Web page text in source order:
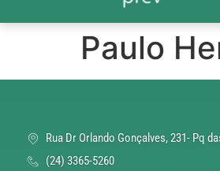
Paulo
Rua Dr Orlando Gonçalves, 231- Pq
(24) 3365-5260